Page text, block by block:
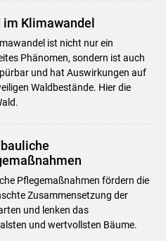
im Klimawandel
ist nicht nur ein
Phänomen, sondern ist auch
und hat Auswirkungen auf
Waldbestände. Hier die
Pflegemaßnahmen fördern die
Zusammensetzung der
und lenken das
und wertvollsten Bäume.